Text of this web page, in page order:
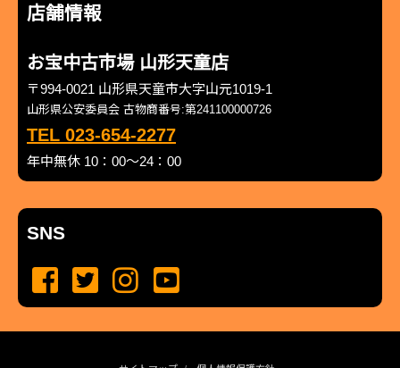
店舗情報
お宝中古市場 山形天童店
〒994-0021 山形県天童市大字山元1019-1
山形県公安委員会 古物商番号:第241100000726
TEL 023-654-2277
年中無休 10：00～24：00
SNS